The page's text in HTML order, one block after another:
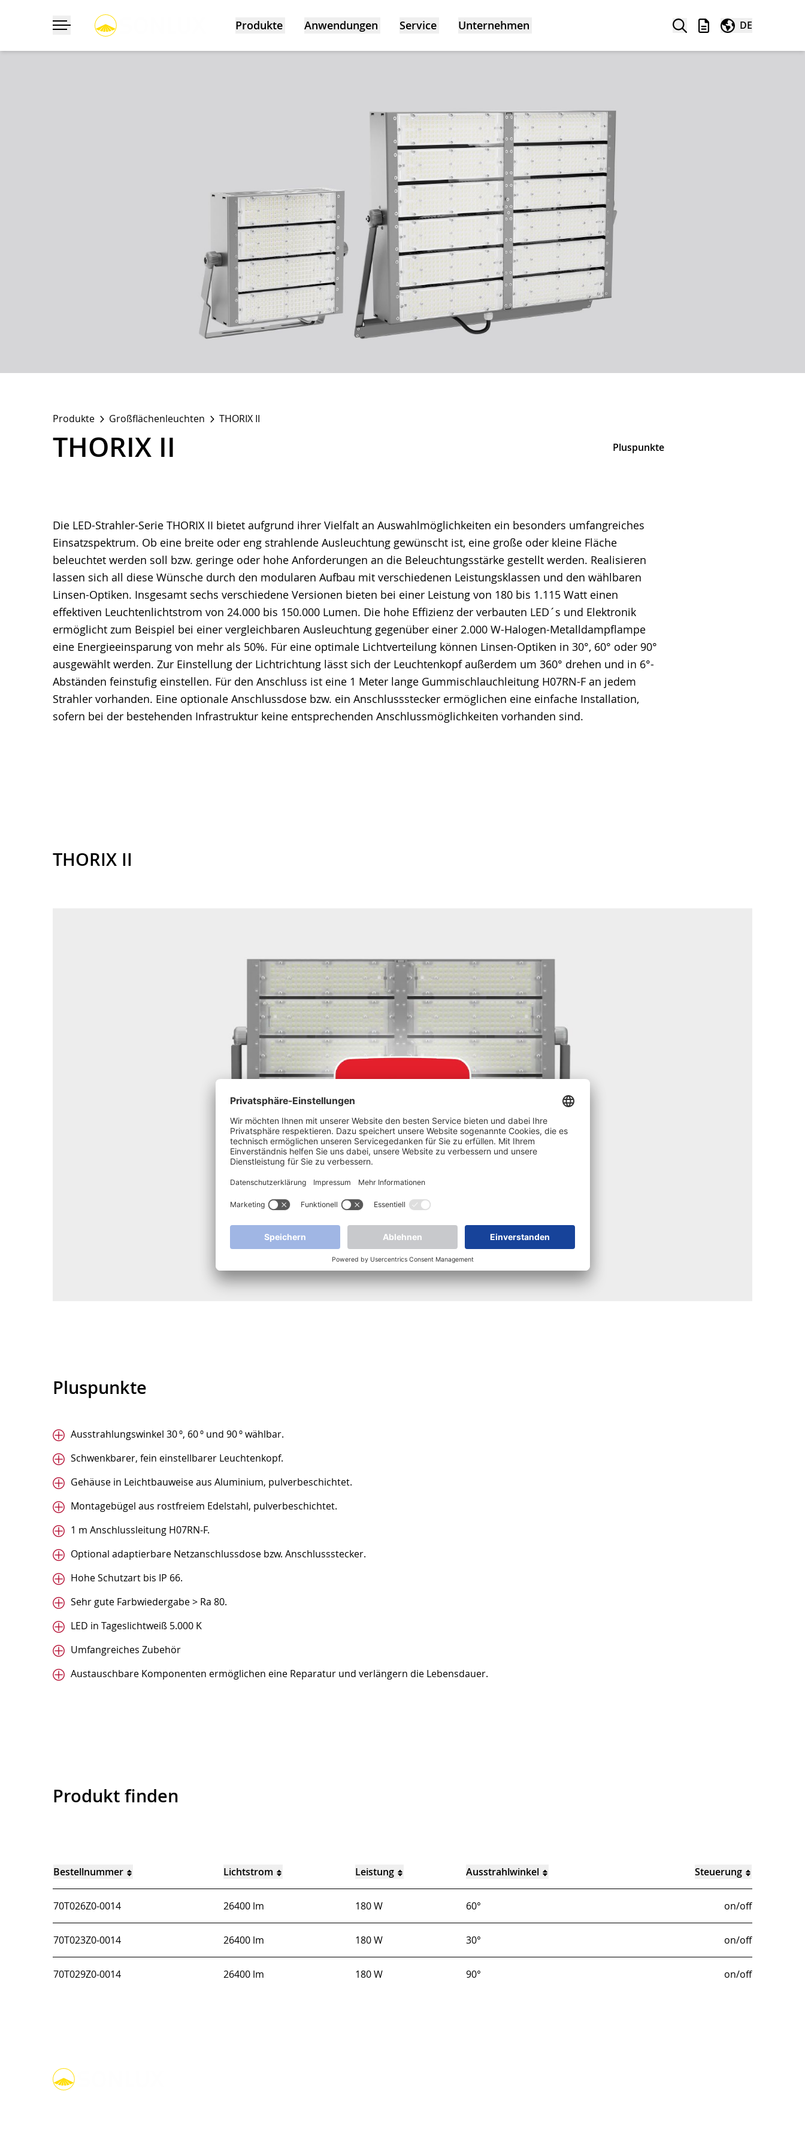
Navigation ein-/ausklappen Produkte Anwendungen Service Unternehmen SucheMerklisteWeltweit
DE
Produkte Großflächenleuchten THORIX II
THORIX II Pluspunkte
Die LED-Strahler-Serie THORIX II bietet aufgrund ihrer Vielfalt an Auswahlmöglichkeiten ein besonders umfangreiches
Einsatzspektrum. Ob eine breite oder eng strahlende Ausleuchtung gewünscht ist, eine große oder kleine Fläche
beleuchtet werden soll bzw. geringe oder hohe Anforderungen an die Beleuchtungsstärke gestellt werden. Realisieren
lassen sich all diese Wünsche durch den modularen Aufbau mit verschiedenen Leistungsklassen und den wählbaren
Linsen-Optiken. Insgesamt sechs verschiedene Versionen bieten bei einer Leistung von 180 bis 1.115 Watt einen
effektiven Leuchtenlichtstrom von 24.000 bis 150.000 Lumen. Die hohe Effizienz der verbauten LED´s und Elektronik
ermöglicht zum Beispiel bei einer vergleichbaren Ausleuchtung gegenüber einer 2.000 W-Halogen-Metalldampflampe
eine Energieeinsparung von mehr als 50%. Für eine optimale Lichtverteilung können Linsen-Optiken in 30°, 60° oder 90°
ausgewählt werden. Zur Einstellung der Lichtrichtung lässt sich der Leuchtenkopf außerdem um 360° drehen und in 6°-
Abständen feinstufig einstellen. Für den Anschluss ist eine 1 Meter lange Gummischlauchleitung H07RN-F an jedem
Strahler vorhanden. Eine optionale Anschlussdose bzw. ein Anschlussstecker ermöglichen eine einfache Installation,
sofern bei der bestehenden Infrastruktur keine entsprechenden Anschlussmöglichkeiten vorhanden sind.
THORIX II
Pluspunkte
Ausstrahlungswinkel 30 º, 60 º und 90 º wählbar.
Schwenkbarer, fein einstellbarer Leuchtenkopf.
Gehäuse in Leichtbauweise aus Aluminium, pulverbeschichtet.
Montagebügel aus rostfreiem Edelstahl, pulverbeschichtet.
1 m Anschlussleitung H07RN-F.
Optional adaptierbare Netzanschlussdose bzw. Anschlussstecker.
Hohe Schutzart bis IP 66.
Sehr gute Farbwiedergabe > Ra 80.
LED in Tageslichtweiß 5.000 K
Umfangreiches Zubehör
Austauschbare Komponenten ermöglichen eine Reparatur und verlängern die Lebensdauer.
Produkt finden
Bestellnummer Lichtstrom Leistung Ausstrahlwinkel Steuerung
70T026Z0-0014 26400 lm 180 W 60° on/off
70T023Z0-0014 26400 lm 180 W 30° on/off
70T029Z0-0014 26400 lm 180 W 90° on/off